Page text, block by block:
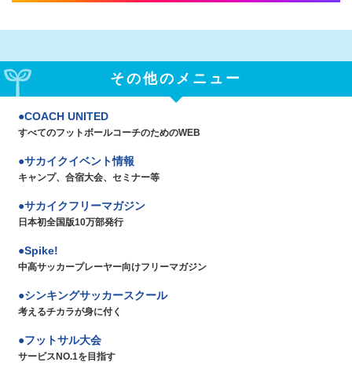
その他のメニュー
COACH UNITED
すべてのフットボールコーチのためのWEB
サカイクイベント情報
キャンプ、合宿大会、セミナー等
サカイクフリーマガジン
日本初全国版10万部発行
Spike!
中高サッカープレーヤー向けフリーマガジン
シンキングサッカースクール
考えるチカラが身に付く
フットサル大会
サービスNO.1を目指す